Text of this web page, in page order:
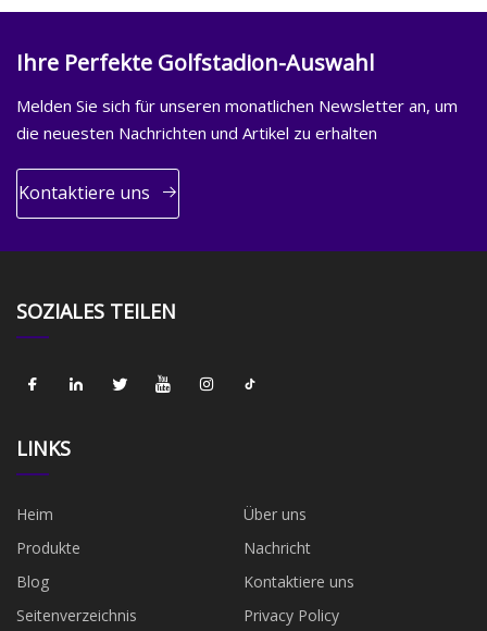
Ihre Perfekte Golfstadion-Auswahl
Melden Sie sich für unseren monatlichen Newsletter an, um
die neuesten Nachrichten und Artikel zu erhalten
Kontaktiere uns
SOZIALES TEILEN
LINKS
Heim
Über uns
Produkte
Nachricht
Blog
Kontaktiere uns
Seitenverzeichnis
Privacy Policy